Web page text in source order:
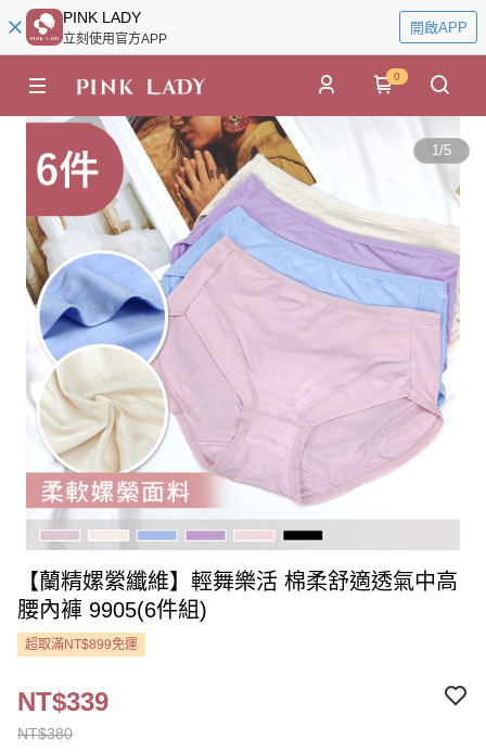
PINK LADY
立刻使用官方APP
開啟APP
0
1/5
【蘭精嫘縈纖維】輕舞樂活 棉柔舒適透氣中高
腰內褲 9905(6件組)
超取滿NT$899免運
NT$380
NT$339